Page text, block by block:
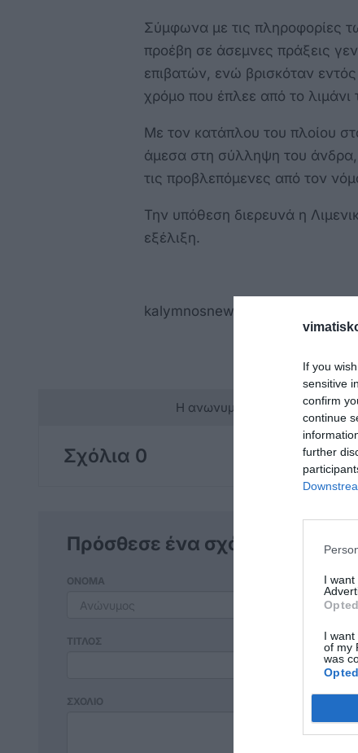
If you
sensitive
confirm
continue
further
I
I
of my
was
Σύμφωνα με τις πληροφορίες
προέβη σε άσεμνες πράξεις
επιβατών, ενώ βρισκόταν
χρόμο που έπλεε από το λιμάνι
Με τον κατάπλου του πλοίου
άμεσα στη σύλληψη του άνδρα,
τις προβλεπόμενες από τον
Την υπόθεση διερευνά η
εξέλιξη.
kalymnosnews.gr
Η ανωνυμία είναι το
Σχόλια 0
Πρόσθεσε ένα σχόλιο
ΟΝΟΜΑ
ΤΙΤΛΟΣ
ΣΧΟΛΙΟ